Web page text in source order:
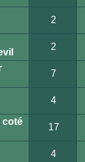
2
2
7
4
coté
17
4